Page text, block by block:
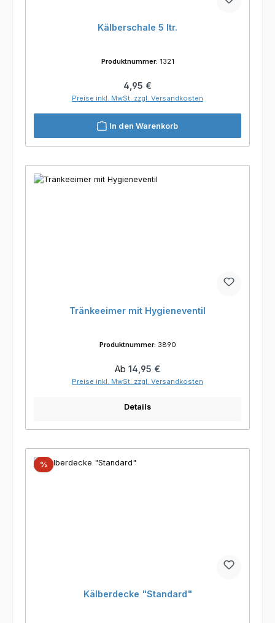
Kälberschale 5 ltr.
Produktnummer: 1321
Regulärer Preis:
4,95 €
Preise inkl. MwSt. zzgl. Versandkosten
In den Warenkorb
Tränkeeimer mit Hygieneventil
Produktnummer: 3890
Regulärer Preis:
Ab 14,95 €
Preise inkl. MwSt. zzgl. Versandkosten
Details
%Rabatt
Kälberdecke "Standard"